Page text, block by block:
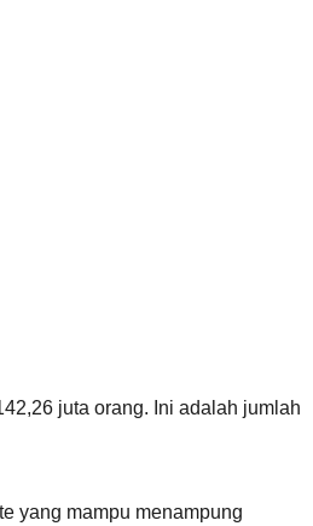
juta orang. Ini adalah jumlah
yang mampu menampung